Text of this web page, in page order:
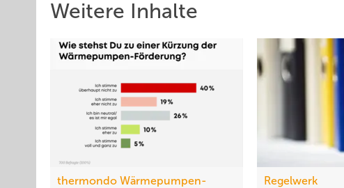
Weitere Inhalte
thermondo Wärmepumpen-
Regelwerk